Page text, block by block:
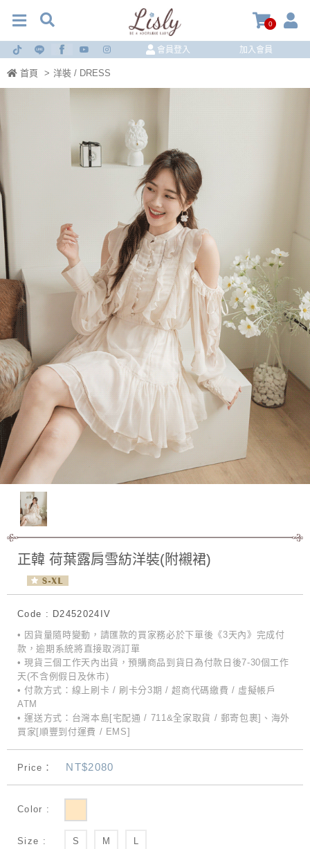
0
會員登入 加入會員
首頁 > 洋裝 / DRESS
正韓 荷葉露肩雪紡洋裝(附襯裙)
Code : D2452024IV
• 因貨量隨時變動，請匯款的買家務必於下單後《3天內》完成付
款，逾期系統將直接取消訂單
• 現貨三個工作天內出貨，預購商品到貨日為付款日後7-30個工作
天(不含例假日及休市)
• 付款方式：線上刷卡 / 刷卡分3期 / 超商代碼繳費 / 虛擬帳戶
ATM
• 運送方式：台灣本島[宅配通 / 711&全家取貨 / 郵寄包裹]、海外
買家[順豐到付運費 / EMS]
Price： NT$2080
Color :
Size : S M